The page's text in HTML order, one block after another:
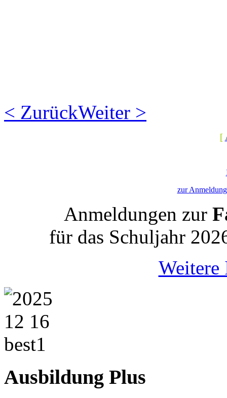
< ZurückWeiter >
[
zur
Anmeldungen zur
für das Schuljahr
Weitere
Ausbildung Plus